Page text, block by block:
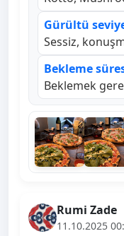
Gürültü
Sessiz,
Bekleme
Beklemek
Rumi Zade
11.10.2025